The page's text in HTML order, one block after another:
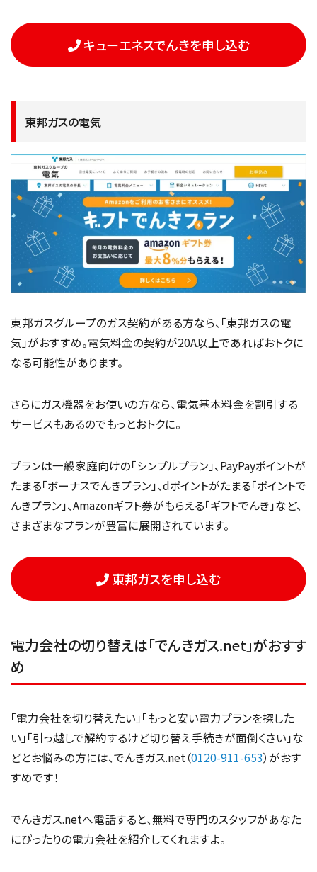
キューエネスでんきを申し込む
東邦ガスの電気
東邦ガスグループのガス契約がある方なら、「東邦ガスの電
気」がおすすめ。電気料金の契約が20A以上であればおトクに
なる可能性があります。
さらにガス機器をお使いの方なら、電気基本料金を割引する
サービスもあるのでもっとおトクに。
プランは一般家庭向けの「シンプルプラン」、PayPayポイントが
たまる「ボーナスでんきプラン」、dポイントがたまる「ポイントで
んきプラン」、Amazonギフト券がもらえる「ギフトでんき」など、
さまざまなプランが豊富に展開されています。
東邦ガスを申し込む
電力会社の切り替えは「でんきガス.net」がおすす
め
「電力会社を切り替えたい」「もっと安い電力プランを探した
い」「引っ越しで解約するけど切り替え手続きが面倒くさい」な
どとお悩みの方には、でんきガス.net（0120-911-653）がおす
すめです！
でんきガス.netへ電話すると、無料で専門のスタッフがあなた
にぴったりの電力会社を紹介してくれますよ。